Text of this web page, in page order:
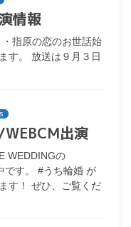
情報
指原の恋のお世話始
す。 放送は９月３日
出演
WEDDINGの
です。 #うち輪婚 が
す！ ぜひ、ご覧くだ